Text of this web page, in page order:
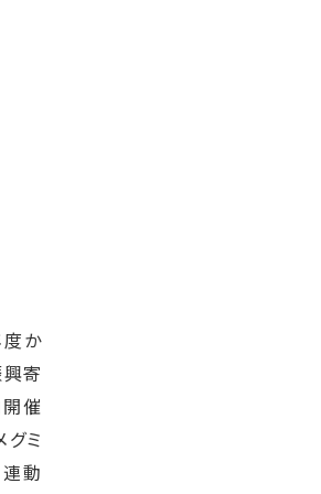
か
寄
催
ミ
動